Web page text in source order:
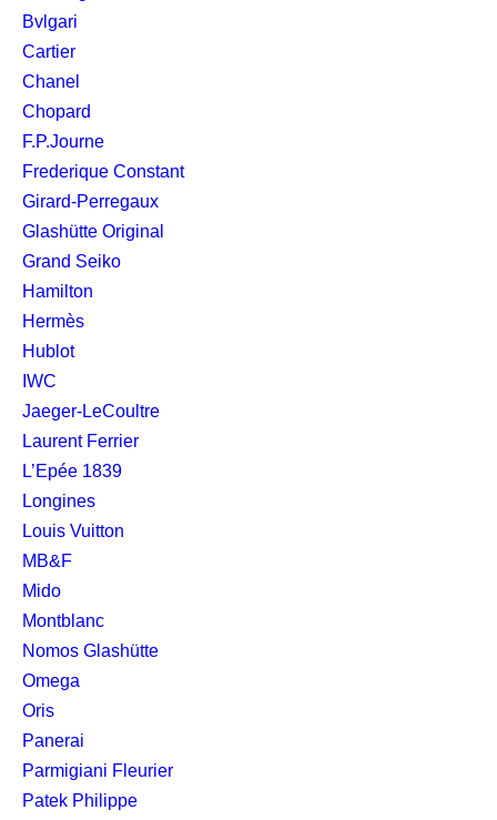
Bvlgari
Cartier
Chanel
Chopard
F.P.Journe
Frederique Constant
Girard-Perregaux
Glashütte Original
Grand Seiko
Hamilton
Hermès
Hublot
IWC
Jaeger-LeCoultre
Laurent Ferrier
L’Epée 1839
Longines
Louis Vuitton
MB&F
Mido
Montblanc
Nomos Glashütte
Omega
Oris
Panerai
Parmigiani Fleurier
Patek Philippe